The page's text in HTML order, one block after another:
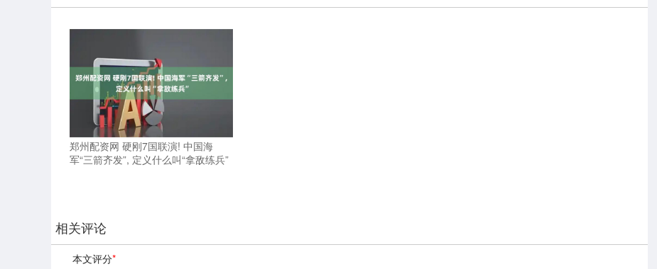
郑州配资网 硬刚7国联演! 中国海
军“三箭齐发”, 定义什么叫“拿敌练兵”
相关评论
本文评分*